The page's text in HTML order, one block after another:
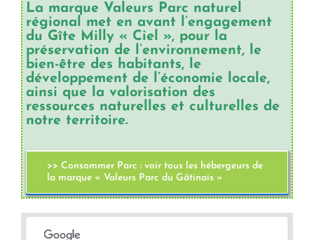
La marque Valeurs Parc naturel
régional met en avant l’engagement
du Gîte Milly « Ciel », pour la
préservation de l’environnement, le
bien-être des habitants, le
développement de l’économie locale,
ainsi que la valorisation des
ressources naturelles et culturelles de
notre territoire.
>> Consommer Parc : voir tous les hébergeurs de
la marque « Valeurs Parc du Gâtinais »